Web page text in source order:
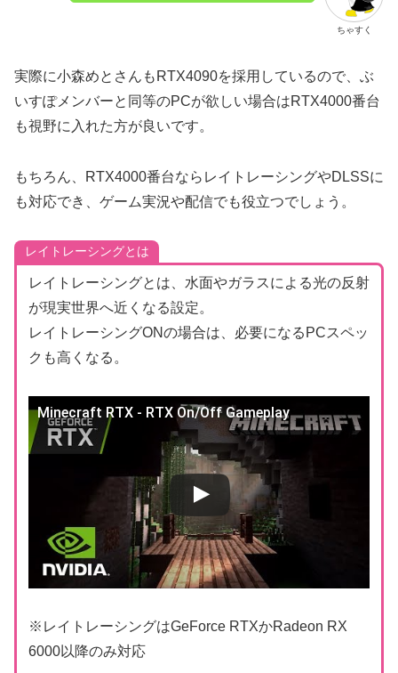
ちゃすく
実際に小森めとさんもRTX4090を採用しているので、ぶ
いすぽメンバーと同等のPCが欲しい場合はRTX4000番台
も視野に入れた方が良いです。
もちろん、RTX4000番台ならレイトレーシングやDLSSに
も対応でき、ゲーム実況や配信でも役立つでしょう。
レイトレーシングとは
レイトレーシングとは、水面やガラスによる光の反射
が現実世界へ近くなる設定。
レイトレーシングONの場合は、必要になるPCスペッ
クも高くなる。
Minecraft RTX - RTX On/Off Gameplay
※レイトレーシングはGeForce RTXかRadeon RX
6000以降のみ対応